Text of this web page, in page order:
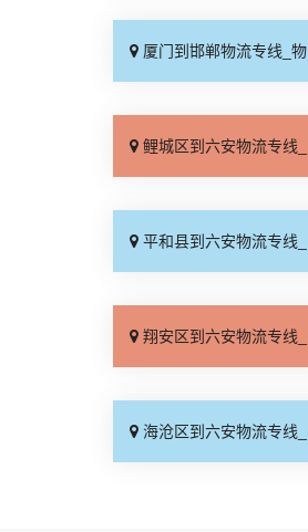
厦门到邯郸物流专线_物流拼车「全境配送」
鲤城区到六安物流专线_价位合理「保证时效」
平和县到六安物流专线_全境派送「诚信经营」
翔安区到六安物流专线_直达到站「合理收费」
海沧区到六安物流专线_市县闪送「专线查询」